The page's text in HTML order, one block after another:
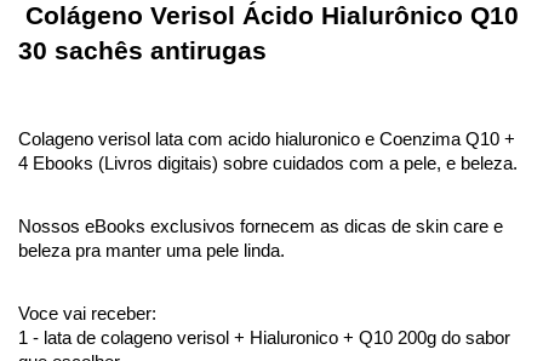
Colágeno Verisol Ácido Hialurônico Q10
30 sachês antirugas
Colageno verisol lata com acido hialuronico e Coenzima Q10 +
4 Ebooks (Livros digitais) sobre cuidados com a pele, e beleza.
Nossos eBooks exclusivos fornecem as dicas de skin care e
beleza pra manter uma pele linda.
Voce vai receber:
1 - lata de colageno verisol + Hialuronico + Q10 200g do sabor